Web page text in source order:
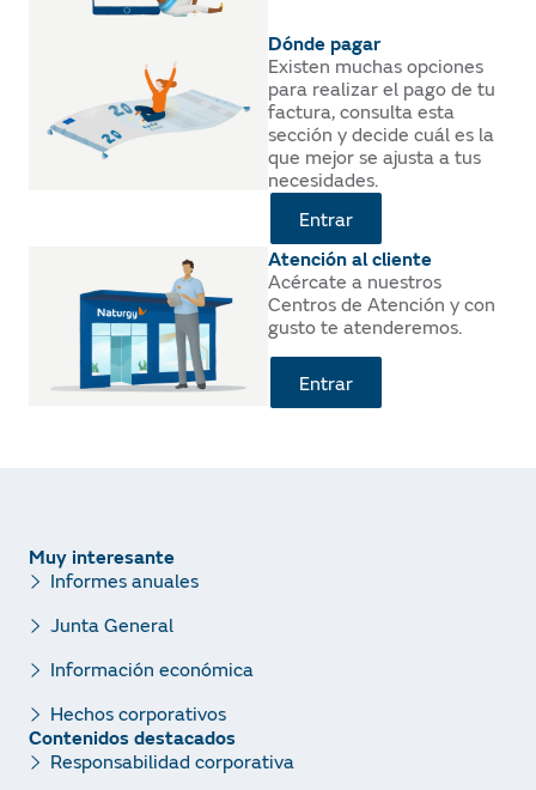
Dónde pagar
Existen muchas opciones
para realizar el pago de tu
factura, consulta esta
sección y decide cuál es la
que mejor se ajusta a tus
necesidades.
Entrar
Atención al cliente
Acércate a nuestros
Centros de Atención y con
gusto te atenderemos.
Entrar
Muy interesante
Informes anuales
Junta General
Información económica
Hechos corporativos
Contenidos destacados
Responsabilidad corporativa